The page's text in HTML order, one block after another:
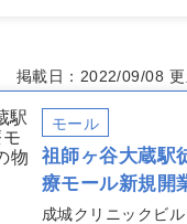
掲載日：2022/09/08
モール
祖師ヶ谷大蔵駅
療モール新規開
成城クリニックビル